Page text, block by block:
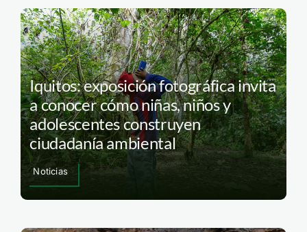
Iquitos: exposición fotográfica invita
a conocer cómo niñas, niños y
adolescentes construyen
ciudadanía ambiental
Noticias